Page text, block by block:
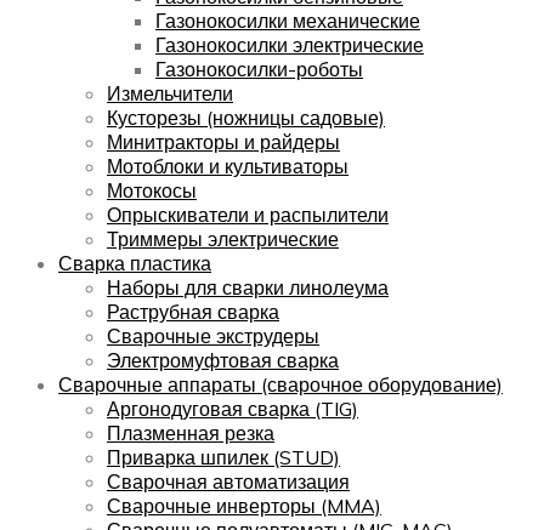
Газонокосилки механические
Газонокосилки электрические
Газонокосилки-роботы
Измельчители
Кусторезы (ножницы садовые)
Минитракторы и райдеры
Мотоблоки и культиваторы
Мотокосы
Опрыскиватели и распылители
Триммеры электрические
Сварка пластика
Наборы для сварки линолеума
Раструбная сварка
Сварочные экструдеры
Электромуфтовая сварка
Сварочные аппараты (сварочное оборудование)
Аргонодуговая сварка (TIG)
Плазменная резка
Приварка шпилек (STUD)
Сварочная автоматизация
Сварочные инверторы (MMA)